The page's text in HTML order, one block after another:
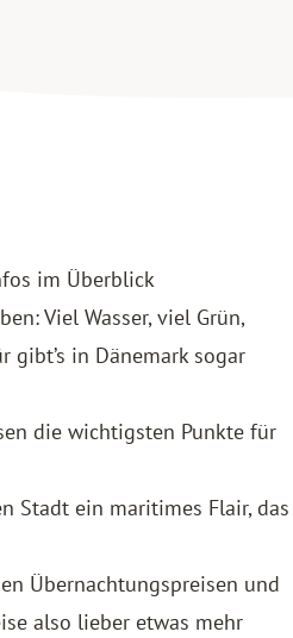
im Überblick
Viel Wasser, viel Grün,
gibt’s in Dänemark sogar
die wichtigsten Punkte für
Stadt ein maritimes Flair, das
Übernachtungspreisen und
also lieber etwas mehr